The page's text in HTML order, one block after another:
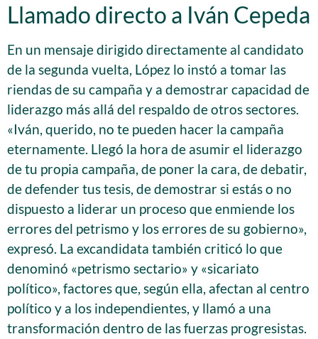
Llamado directo a Iván Cepeda
En un mensaje dirigido directamente al candidato
de la segunda vuelta, López lo instó a tomar las
riendas de su campaña y a demostrar capacidad de
liderazgo más allá del respaldo de otros sectores.
«Iván, querido, no te pueden hacer la campaña
eternamente. Llegó la hora de asumir el liderazgo
de tu propia campaña, de poner la cara, de debatir,
de defender tus tesis, de demostrar si estás o no
dispuesto a liderar un proceso que enmiende los
errores del petrismo y los errores de su gobierno»,
expresó. La excandidata también criticó lo que
denominó «petrismo sectario» y «sicariato
político», factores que, según ella, afectan al centro
político y a los independientes, y llamó a una
transformación dentro de las fuerzas progresistas.